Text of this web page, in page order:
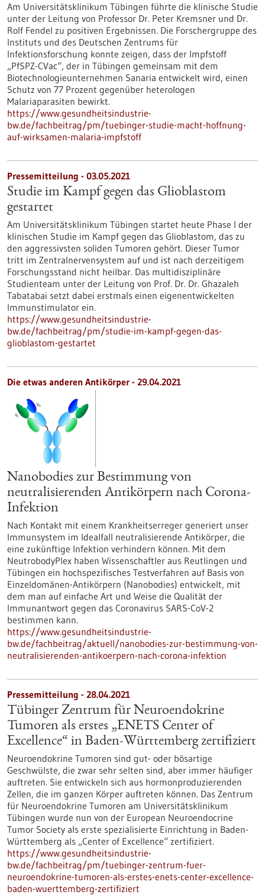
Am Universitätsklinikum Tübingen führte die klinische Studie
unter der Leitung von Professor Dr. Peter Kremsner und Dr.
Rolf Fendel zu positiven Ergebnissen. Die Forschergruppe des
Instituts und des Deutschen Zentrums für
Infektionsforschung konnte zeigen, dass der Impfstoff
„PfSPZ-CVac“, der in Tübingen gemeinsam mit dem
Biotechnologieunternehmen Sanaria entwickelt wird, einen
Schutz von 77 Prozent gegenüber heterologen
Malariaparasiten bewirkt.
https://www.gesundheitsindustrie-
bw.de/fachbeitrag/pm/tuebinger-studie-macht-hoffnung-
auf-wirksamen-malaria-impfstoff
Pressemitteilung - 03.05.2021
Studie im Kampf gegen das Glioblastom
gestartet
Am Universitätsklinikum Tübingen startet heute Phase I der
klinischen Studie im Kampf gegen das Glioblastom, das zu
den aggressivsten soliden Tumoren gehört. Dieser Tumor
tritt im Zentralnervensystem auf und ist nach derzeitigem
Forschungsstand nicht heilbar. Das multidisziplinäre
Studienteam unter der Leitung von Prof. Dr. Dr. Ghazaleh
Tabatabai setzt dabei erstmals einen eigenentwickelten
Immunstimulator ein.
https://www.gesundheitsindustrie-
bw.de/fachbeitrag/pm/studie-im-kampf-gegen-das-
glioblastom-gestartet
Die etwas anderen Antikörper - 29.04.2021
Nanobodies zur Bestimmung von
neutralisierenden Antikörpern nach Corona-
Infektion
Nach Kontakt mit einem Krankheitserreger generiert unser
Immunsystem im Idealfall neutralisierende Antikörper, die
eine zukünftige Infektion verhindern können. Mit dem
NeutrobodyPlex haben Wissenschaftler aus Reutlingen und
Tübingen ein hochspezifisches Testverfahren auf Basis von
Einzeldomänen-Antikörpern (Nanobodies) entwickelt, mit
dem man auf einfache Art und Weise die Qualität der
Immunantwort gegen das Coronavirus SARS-CoV-2
bestimmen kann.
https://www.gesundheitsindustrie-
bw.de/fachbeitrag/aktuell/nanobodies-zur-bestimmung-von-
neutralisierenden-antikoerpern-nach-corona-infektion
Pressemitteilung - 28.04.2021
Tübinger Zentrum für Neuroendokrine
Tumoren als erstes „ENETS Center of
Excellence“ in Baden-Württemberg zertifiziert
Neuroendokrine Tumoren sind gut- oder bösartige
Geschwülste, die zwar sehr selten sind, aber immer häufiger
auftreten. Sie entwickeln sich aus hormonproduzierenden
Zellen, die im ganzen Körper auftreten können. Das Zentrum
für Neuroendokrine Tumoren am Universitätsklinikum
Tübingen wurde nun von der European Neuroendocrine
Tumor Society als erste spezialisierte Einrichtung in Baden-
Württemberg als „Center of Excellence“ zertifiziert.
https://www.gesundheitsindustrie-
bw.de/fachbeitrag/pm/tuebinger-zentrum-fuer-
neuroendokrine-tumoren-als-erstes-enets-center-excellence-
baden-wuerttemberg-zertifiziert